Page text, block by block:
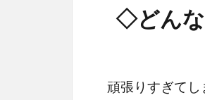
◇どんな
頑張りすぎてし